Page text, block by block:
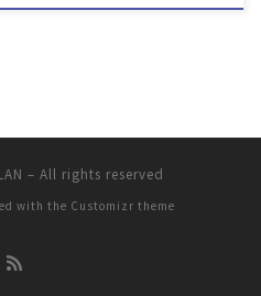
– All rights reserved
with the Customizr theme